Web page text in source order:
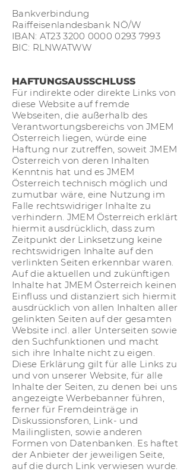
Bankverbindung
Raiffeisenlandesbank NÖ/W
IBAN: AT233200 0000 0293 7993
BIC: RLNWATWW
HAFTUNGSAUSSCHLUSS
Für indirekte oder direkte Links von
diese Website auf fremde
Webseiten, die außerhalb des
Verantwortungsbereichs von JMEM
Österreich liegen, würde eine
Haftung nur zutreffen, soweit JMEM
Österreich von deren Inhalten
Kenntnis hat und es JMEM
Österreich technisch möglich und
zumutbar wäre, eine Nutzung im
Falle rechtswidriger Inhalte zu
verhindern. JMEM Österreich erklärt
hiermit ausdrücklich, dass zum
Zeitpunkt der Linksetzung keine
rechtswidrigen Inhalte auf den
verlinkten Seiten erkennbar waren.
Auf die aktuellen und zukünftigen
Inhalte hat JMEM Österreich keinen
Einfluss und distanziert sich hiermit
ausdrücklich von allen Inhalten aller
gelinkten Seiten auf der gesamten
Website incl. aller Unterseiten sowie
den Suchfunktionen und macht
sich ihre Inhalte nicht zu eigen.
Diese Erklärung gilt für alle Links zu
und von unserer Website, für alle
Inhalte der Seiten, zu denen bei uns
angezeigte Werbebanner führen,
ferner für Fremdeinträge in
Diskussionsforen, Link- und
Mailinglisten, sowie anderen
Formen von Datenbanken. Es haftet
der Anbieter der jeweiligen Seite,
auf die durch Link verwiesen wurde.